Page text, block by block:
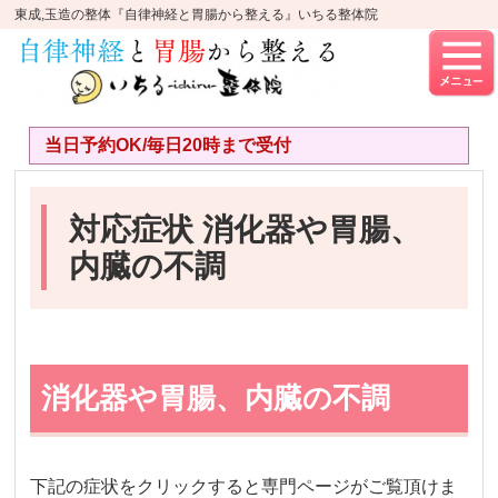
東成,玉造の整体『自律神経と胃腸から整える』いちる整体院
当日予約OK/毎日20時まで受付
対応症状 消化器や胃腸、
内臓の不調
消化器や胃腸、内臓の不調
下記の症状をクリックすると専門ページがご覧頂けま